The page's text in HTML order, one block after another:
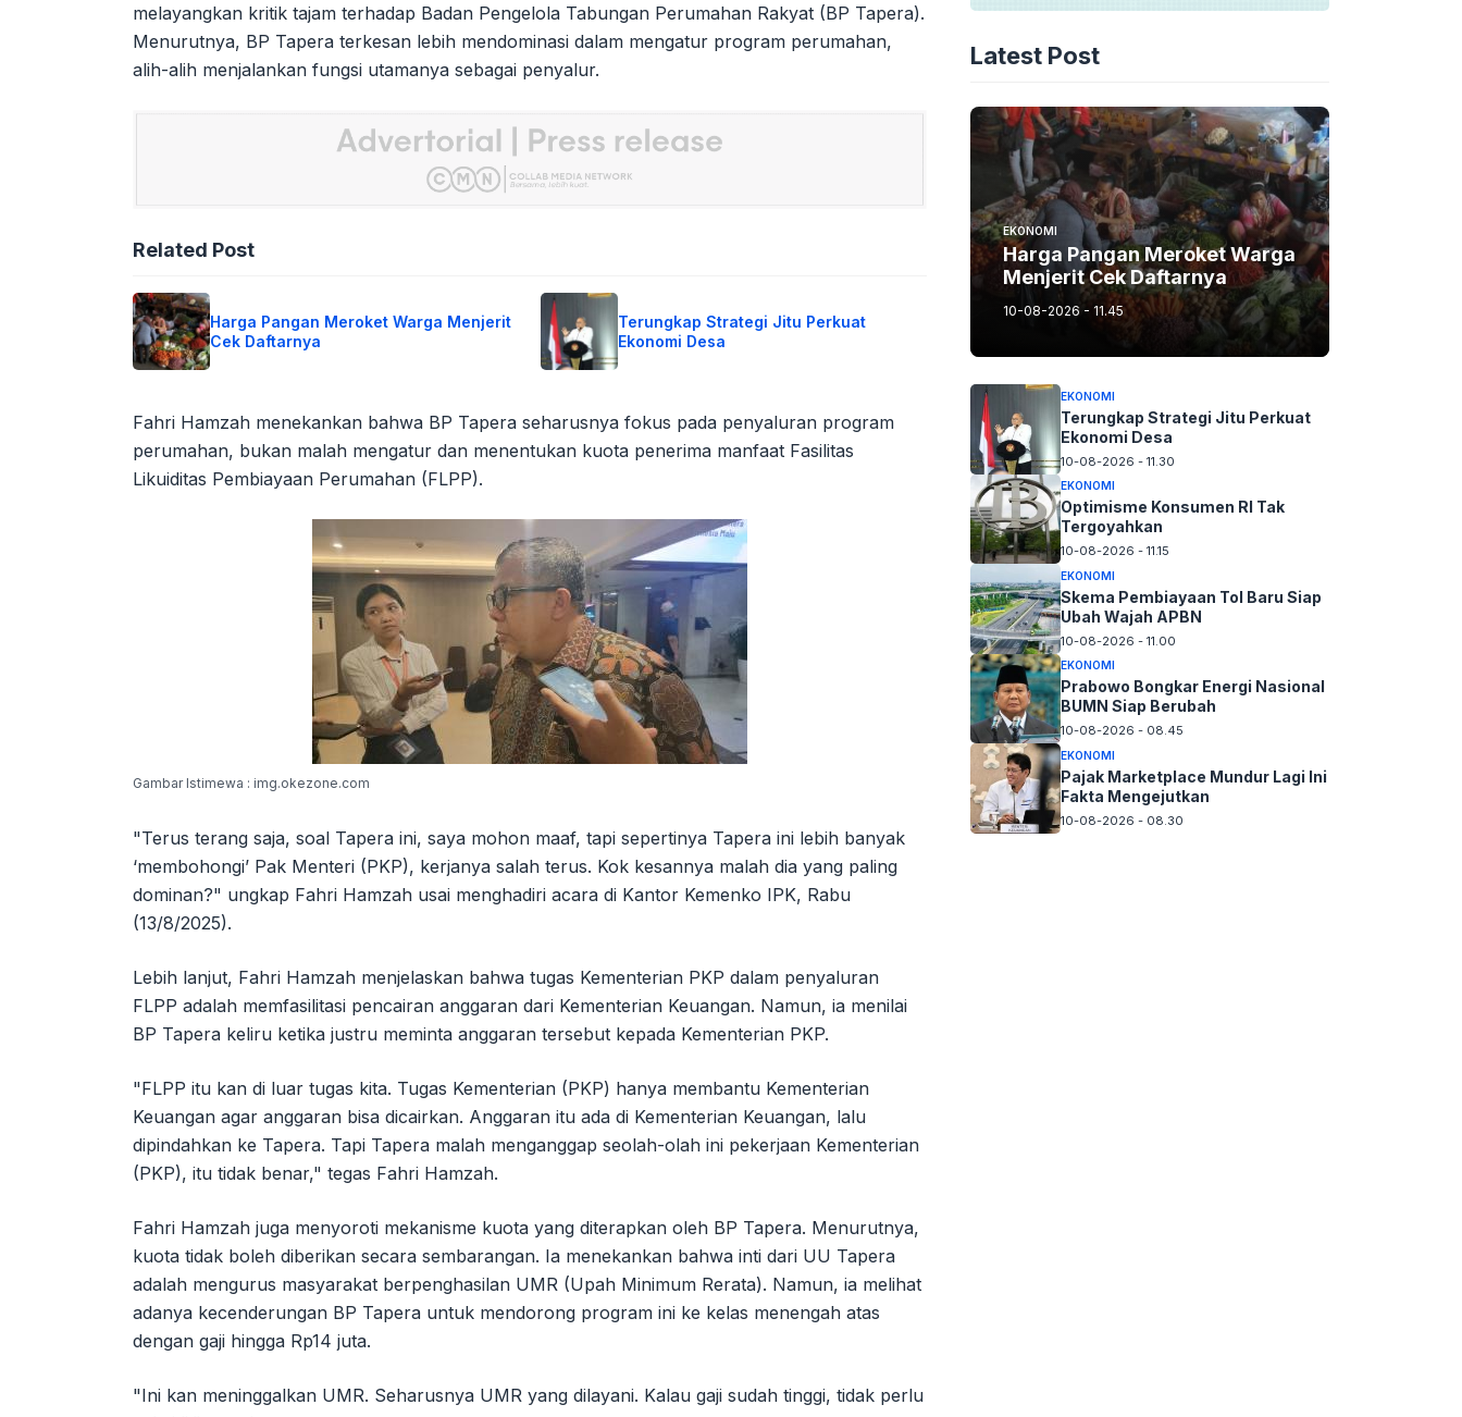
melayangkan kritik tajam terhadap Badan Pengelola Tabungan Perumahan Rakyat (BP Tapera).
Menurutnya, BP Tapera terkesan lebih mendominasi dalam mengatur program perumahan,
alih-alih menjalankan fungsi utamanya sebagai penyalur.
Related Post
Harga Pangan Meroket Warga Menjerit
Cek Daftarnya
Terungkap Strategi Jitu Perkuat
Ekonomi Desa
Fahri Hamzah menekankan bahwa BP Tapera seharusnya fokus pada penyaluran program
perumahan, bukan malah mengatur dan menentukan kuota penerima manfaat Fasilitas
Likuiditas Pembiayaan Perumahan (FLPP).
Gambar Istimewa : img.okezone.com
"Terus terang saja, soal Tapera ini, saya mohon maaf, tapi sepertinya Tapera ini lebih banyak
‘membohongi’ Pak Menteri (PKP), kerjanya salah terus. Kok kesannya malah dia yang paling
dominan?" ungkap Fahri Hamzah usai menghadiri acara di Kantor Kemenko IPK, Rabu
(13/8/2025).
Lebih lanjut, Fahri Hamzah menjelaskan bahwa tugas Kementerian PKP dalam penyaluran
FLPP adalah memfasilitasi pencairan anggaran dari Kementerian Keuangan. Namun, ia menilai
BP Tapera keliru ketika justru meminta anggaran tersebut kepada Kementerian PKP.
"FLPP itu kan di luar tugas kita. Tugas Kementerian (PKP) hanya membantu Kementerian
Keuangan agar anggaran bisa dicairkan. Anggaran itu ada di Kementerian Keuangan, lalu
dipindahkan ke Tapera. Tapi Tapera malah menganggap seolah-olah ini pekerjaan Kementerian
(PKP), itu tidak benar," tegas Fahri Hamzah.
Fahri Hamzah juga menyoroti mekanisme kuota yang diterapkan oleh BP Tapera. Menurutnya,
kuota tidak boleh diberikan secara sembarangan. Ia menekankan bahwa inti dari UU Tapera
adalah mengurus masyarakat berpenghasilan UMR (Upah Minimum Rerata). Namun, ia melihat
adanya kecenderungan BP Tapera untuk mendorong program ini ke kelas menengah atas
dengan gaji hingga Rp14 juta.
"Ini kan meninggalkan UMR. Seharusnya UMR yang dilayani. Kalau gaji sudah tinggi, tidak perlu
Latest Post
EKONOMI
Harga Pangan Meroket Warga
Menjerit Cek Daftarnya
10-08-2026 - 11.45
EKONOMI
Terungkap Strategi Jitu Perkuat
Ekonomi Desa
10-08-2026 - 11.30
EKONOMI
Optimisme Konsumen RI Tak
Tergoyahkan
10-08-2026 - 11.15
EKONOMI
Skema Pembiayaan Tol Baru Siap
Ubah Wajah APBN
10-08-2026 - 11.00
EKONOMI
Prabowo Bongkar Energi Nasional
BUMN Siap Berubah
10-08-2026 - 08.45
EKONOMI
Pajak Marketplace Mundur Lagi Ini
Fakta Mengejutkan
10-08-2026 - 08.30